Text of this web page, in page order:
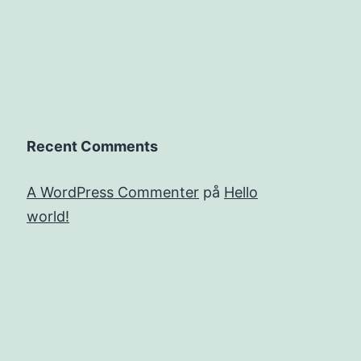
Recent Comments
A WordPress Commenter på Hello
world!